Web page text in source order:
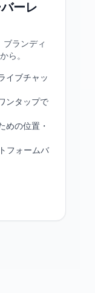
ーレ
ランディ
ら。
イブチャッ
ンタップで
めの位置・
フォームバ